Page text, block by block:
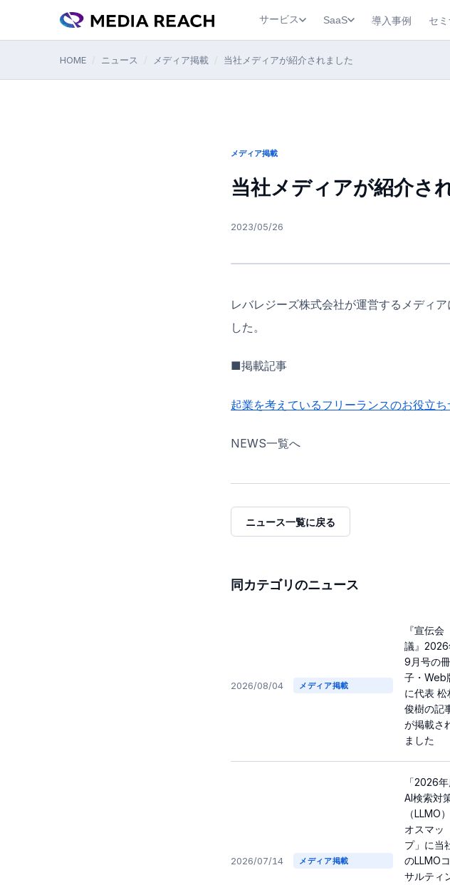
サービス SaaS 導入事例 セ
HOME ニュース メディア掲載 当社メディアが紹介されました
メディア掲載
当社メディアが紹介さ
2023/05/26
レバレジーズ株式会社が運営するメディ
した。
■掲載記事
起業を考えているフリーランスのお役立
NEWS一覧へ
ニュース一覧に戻る
同カテゴリのニュース
2026/08/04 メディア掲載
『宣伝会
議』
9月号の冊
子・Web
に代表 松
俊樹の記
が掲載さ
ました
2026/07/14 メディア掲載
「2026
AI検索対
（LLMO
オスマッ
プ」に当
のLLMO
サルティ